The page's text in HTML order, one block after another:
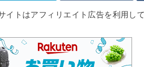
イトはアフィリエイト広告を利用して